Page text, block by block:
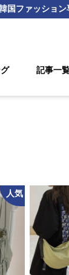
国ファッション
記事一
人気